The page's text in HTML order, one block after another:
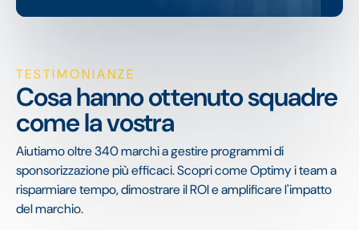
TESTIMONIANZE
Cosa hanno ottenuto squadre
come la vostra
Aiutiamo oltre 340 marchi a gestire programmi di
sponsorizzazione più efficaci. Scopri come Optimy i team a
risparmiare tempo, dimostrare il ROI e amplificare l'impatto
del marchio.